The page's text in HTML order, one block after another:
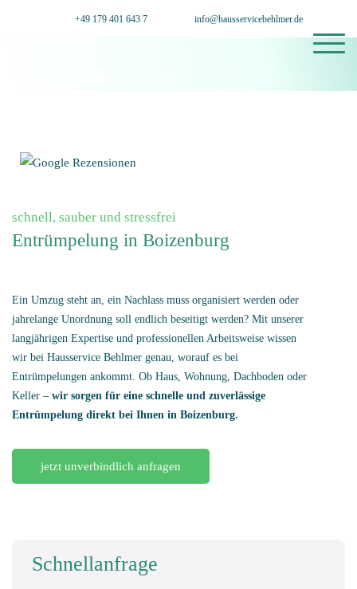
+49 179 401 643 7 info@hausservicebehlmer.de
schnell, sauber und stressfrei
Entrümpelung in Boizenburg
Ein Umzug steht an, ein Nachlass muss organisiert werden oder
jahrelange Unordnung soll endlich beseitigt werden? Mit unserer
langjährigen Expertise und professionellen Arbeitsweise wissen
wir bei Hausservice Behlmer genau, worauf es bei
Entrümpelungen ankommt. Ob Haus, Wohnung, Dachboden oder
Keller – wir sorgen für eine schnelle und zuverlässige
Entrümpelung direkt bei Ihnen in Boizenburg.
jetzt unverbindlich anfragen
Schnellanfrage